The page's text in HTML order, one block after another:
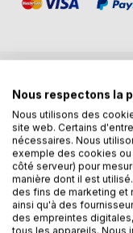
DESCRIPTION
STRATEGICAL
FOR
You wish to :
- start up a
- upgrade your
Nous respectons la
Nous utilisons des
site web. Certains
nécessaires. Nous
exemple des cookies
côté serveur) pour
manière dont il est
des fins de marketing et
ainsi qu'à des
des empreintes
tous les appareils. Nous